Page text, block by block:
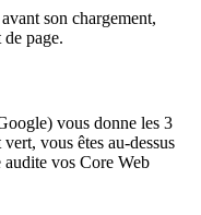
son chargement,
page.
vous donne les 3
vous êtes au-dessus
audite vos Core Web